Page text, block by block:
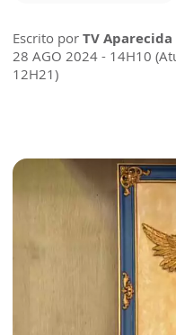
Escrito por TV Aparecida
28 AGO 2024 - 14H10
12H21)